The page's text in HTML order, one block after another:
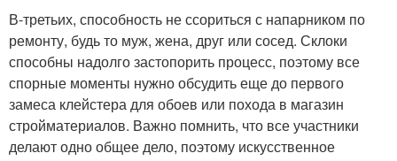
В-третьих, способность не ссориться с напарником по
ремонту, будь то муж, жена, друг или сосед. Склоки
способны надолго застопорить процесс, поэтому все
спорные моменты нужно обсудить еще до первого
замеса клейстера для обоев или похода в магазин
стройматериалов. Важно помнить, что все участники
делают одно общее дело, поэтому искусственное